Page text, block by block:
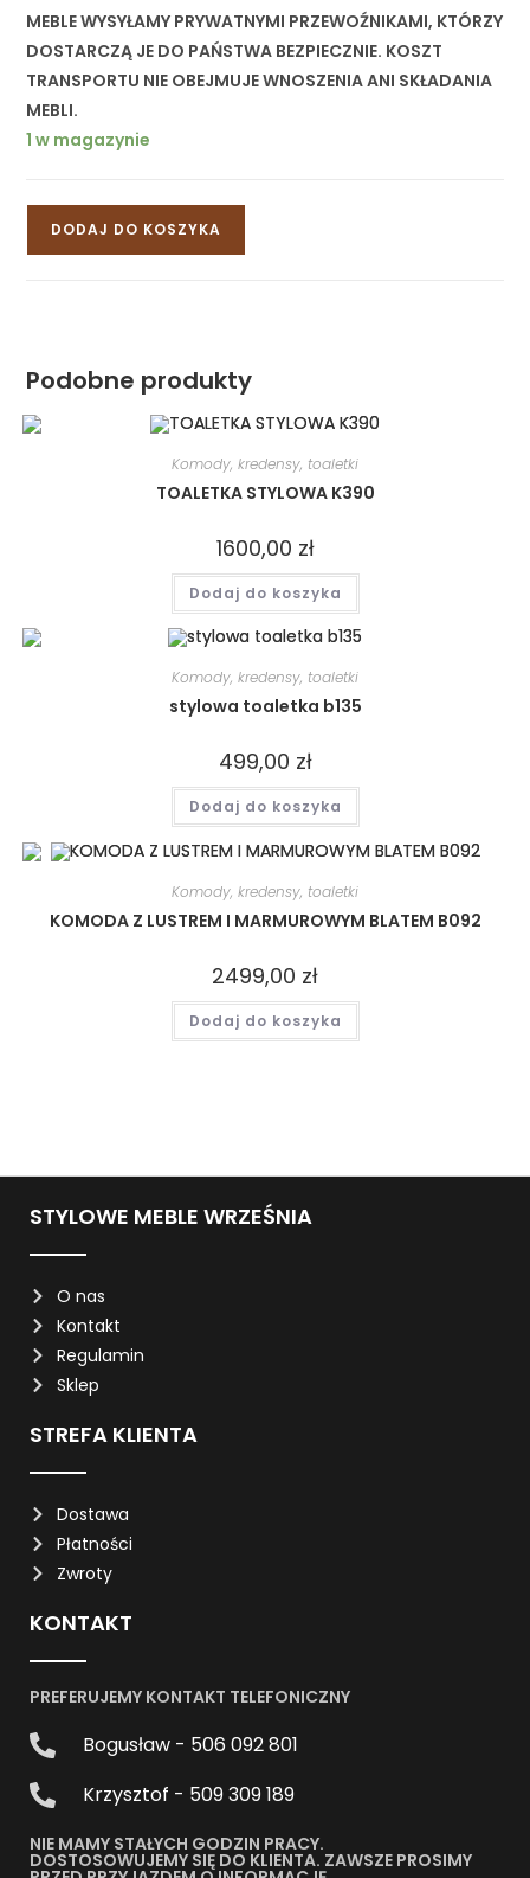
MEBLE WYSYŁAMY PRYWATNYMI PRZEWOŹNIKAMI, KTÓRZY
DOSTARCZĄ JE DO PAŃSTWA BEZPIECZNIE. KOSZT
TRANSPORTU NIE OBEJMUJE WNOSZENIA ANI SKŁADANIA
MEBLI.
1 w magazynie
DODAJ DO KOSZYKA
Podobne produkty
Komody, kredensy, toaletki
TOALETKA STYLOWA K390
1600,00 zł
Dodaj do koszyka
Komody, kredensy, toaletki
stylowa toaletka b135
499,00 zł
Dodaj do koszyka
Komody, kredensy, toaletki
KOMODA Z LUSTREM I MARMUROWYM BLATEM B092
2499,00 zł
Dodaj do koszyka
STYLOWE MEBLE WRZEŚNIA
O nas
Kontakt
Regulamin
Sklep
STREFA KLIENTA
Dostawa
Płatności
Zwroty
KONTAKT
PREFERUJEMY KONTAKT TELEFONICZNY
Bogusław - 506 092 801
Krzysztof - 509 309 189
NIE MAMY STAŁYCH GODZIN PRACY.
DOSTOSOWUJEMY SIĘ DO KLIENTA. ZAWSZE PROSIMY